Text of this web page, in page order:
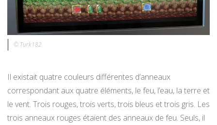
© Turk182
Il existait quatre couleurs différentes d’anneaux
correspondant aux quatre éléments, le feu, l’eau, la terre et
le vent. Trois rouges, trois verts, trois bleus et trois gris. Les
trois anneaux rouges étaient des anneaux de feu. Seuls, il